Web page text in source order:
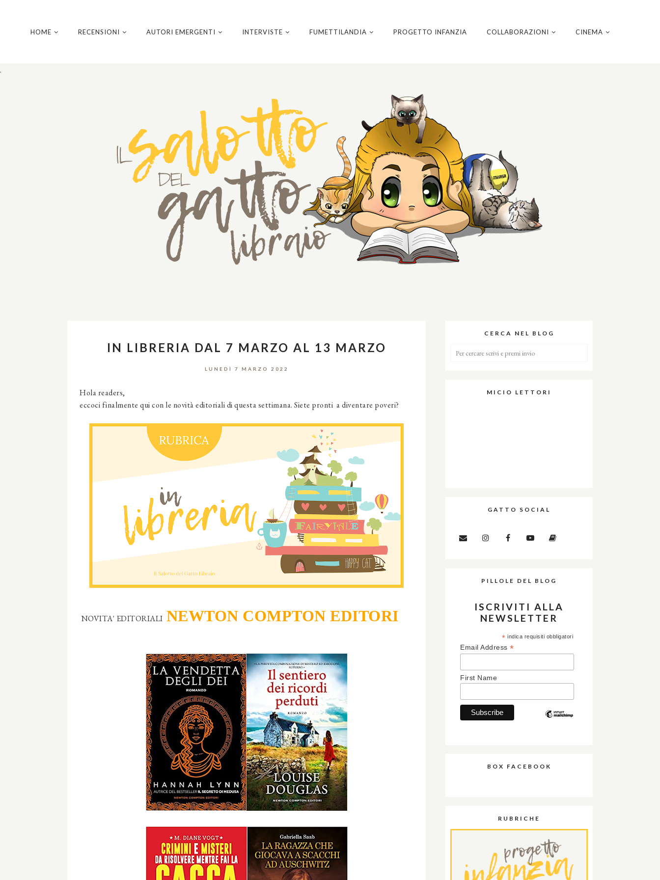
.
HOME RECENSIONI AUTORI EMERGENTI INTERVISTE FUMETTILANDIA PROGETTO INFANZIA COLLABORAZIONI CINEMA
IN LIBRERIA DAL 7 MARZO AL 13 MARZO
LUNEDÌ 7 MARZO 2022
Hola readers,
eccoci finalmente qui con le novità editoriali di questa settimana. Siete pronti a diventare poveri?
NOVITA' EDITORIALI NEWTON COMPTON EDITORI
CERCA NEL BLOG
MICIO LETTORI
GATTO SOCIAL
PILLOLE DEL BLOG
ISCRIVITI ALLA
NEWSLETTER
* indica requisiti obbligatori
Email Address *
First Name
BOX FACEBOOK
RUBRICHE